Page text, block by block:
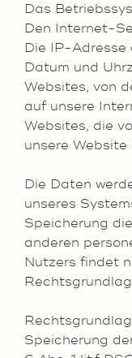
Das
Den Internet-
Die IP-Adresse
Datum und
Websites, von
auf unsere
Websites, die
unsere
Die Daten
unseres
Speicherung
anderen
Nutzers findet
Speicherung